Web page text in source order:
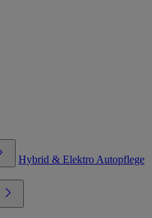
Hybrid & Elektro Autopflege